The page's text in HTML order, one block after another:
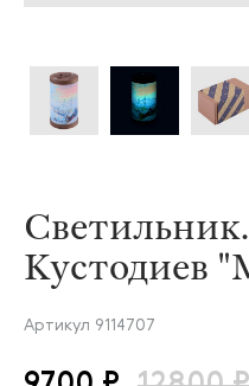
Кустодиев
Артикул 9114707